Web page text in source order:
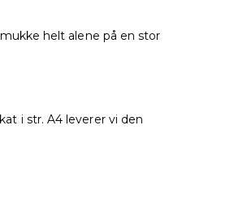
helt alene på en stor
i str. A4 leverer vi den